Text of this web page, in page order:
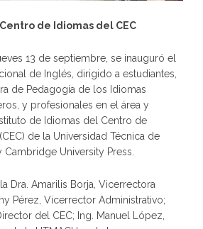
de Idiomas del CEC
13 de septiembre, se inauguró el
de Inglés, dirigido a estudiantes,
de Pedagogía de los Idiomas
y profesionales en el área y
de Idiomas del Centro de
de la Universidad Técnica de
Cambridge University Press.
Dra. Amarilis Borja, Vicerrectora
Pérez, Vicerrector Administrativo;
del CEC; Ing. Manuel López,